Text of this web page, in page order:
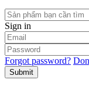
Sign in
Forgot password?
Submit